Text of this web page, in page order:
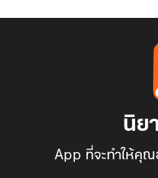
นิย
App ที่จะทำให้คุณ